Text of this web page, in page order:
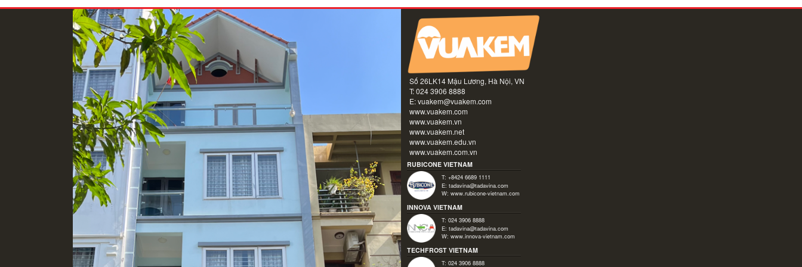
Số 26LK14 Mậu Lương, Hà Nội, VN
T: 024 3906 8888
E:vuakem@vuakem.com
www.vuakem.com
www.vuakem.vn
www.vuakem.net
www.vuakem.edu.vn
www.vuakem.com.vn
RUBICONE VIETNAM
T: +8424 6689 1111
E: tadavina@tadavina.com
W: www.rubicone-vietnam.com
INNOVA VIETNAM
T: 024 3906 8888
E: tadavina@tadavina.com
W: www.innova-vietnam.com
TECHFROST VIETNAM
T: 024 3906 8888